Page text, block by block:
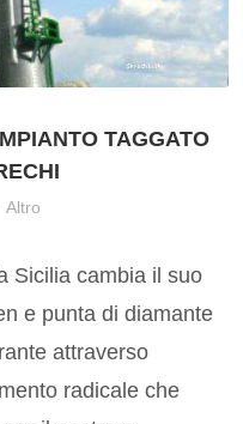
TAGGATO
Altro
Sicilia cambia il suo
e punta di diamante
attraverso
radicale che